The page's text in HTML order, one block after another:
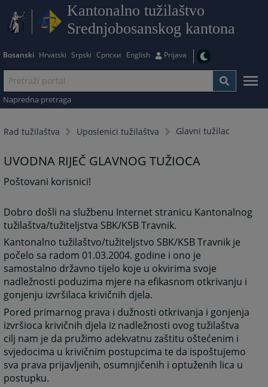
Kantonalno tužilaštvo
Srednjobosanskog kantona
Bosanski Hrvatski Srpski Српски English Prijava
Napredna pretraga
Rad tužilaštva Uposlenici tužilaštva Glavni tužilac
UVODNA RIJEČ GLAVNOG TUŽIOCA
Poštovani korisnici!
Dobro došli na službenu Internet stranicu Kantonalnog
tužilaštva/tužiteljstva SBK/KSB Travnik.
Kantonalno tužilaštvo/tužiteljstvo SBK/KSB Travnik je
počelo sa radom 01.03.2004. godine i ono je
samostalno državno tijelo koje u okvirima svoje
nadležnosti poduzima mjere na efikasnom otkrivanju i
gonjenju izvršilaca krivičnih djela.
Pored primarnog prava i dužnosti otkrivanja i gonjenja
izvršioca krivičnih djela iz nadležnosti ovog tužilaštva
cilj nam je da pružimo adekvatnu zaštitu oštećenim i
svjedocima u krivičnim postupcima te da ispoštujemo
sva prava prijavljenih, osumnjičenih i optuženih lica u
postupku.